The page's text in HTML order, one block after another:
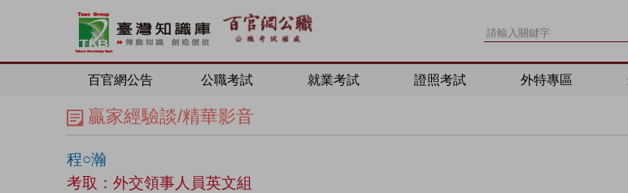
百官網公告 公職考試 就業考試 證照考試 外特專區
贏家經驗談/精華影音
程○瀚
考取：外交領事人員英文組